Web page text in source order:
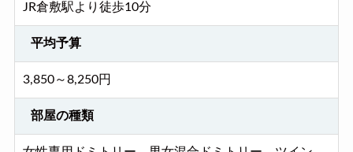
JR倉敷駅より徒歩10分
平均予算
3,850～8,250円
部屋の種類